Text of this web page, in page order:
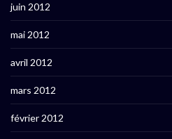
juin 2012
mai 2012
avril 2012
mars 2012
février 2012